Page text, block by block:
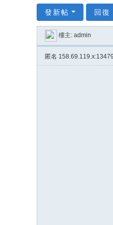
奈
發新帖 回復
樓主: admin
匿名 158.69.119.x:13479